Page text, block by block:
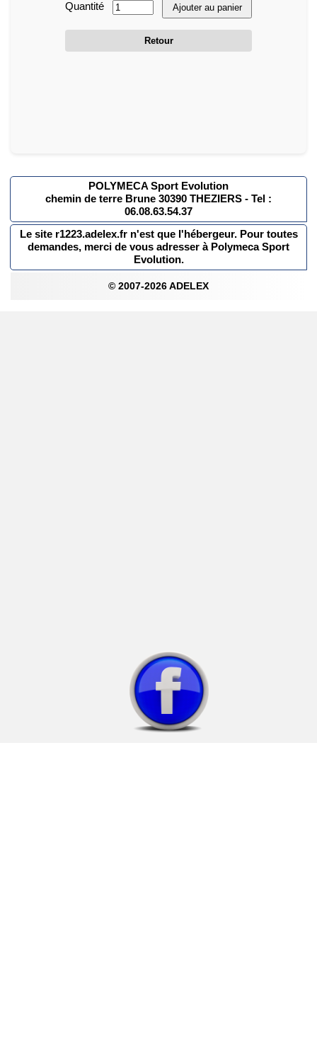
Quantité Ajouter au panier
Retour
POLYMECA Sport Evolution
chemin de terre Brune 30390 THEZIERS - Tel :
06.08.63.54.37
Le site r1223.adelex.fr n'est que l'hébergeur. Pour toutes
demandes, merci de vous adresser à Polymeca Sport
Evolution.
© 2007-2026 ADELEX